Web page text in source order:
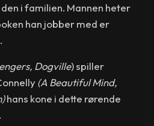
i familien. Mannen heter
han jobber med er
Dogville) spiller
(A Beautiful Mind,
hans kone i dette rørende